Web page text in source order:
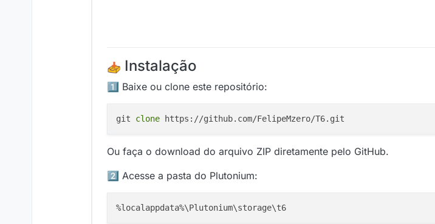
Instalação
1️⃣ Baixe ou clone este repositório:
git clone
Ou faça o download do arquivo ZIP diretamente pelo GitHub.
2️⃣ Acesse a pasta do Plutonium: